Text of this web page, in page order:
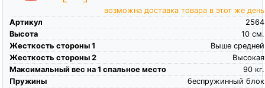
возможна доставка товара в этот же день
Артикул
2564
Высота
см.
10
Жесткость стороны 1
Выше средней
Жесткость стороны 2
Высокая
Максимальный вес на 1 спальное место
кг.
90
Пружины
беспружинный блок